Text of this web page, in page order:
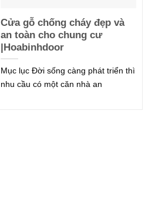
Cửa gỗ chống cháy đẹp và
an toàn cho chung cư
|Hoabinhdoor
Mục lục Đời sống càng phát triển thì
nhu cầu có một căn nhà an